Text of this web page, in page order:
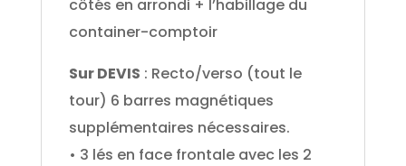
côtés en arrondi + l’habillage du
container-comptoir
Sur DEVIS : Recto/verso (tout le
tour) 6 barres magnétiques
supplémentaires nécessaires.
• 3 lés en face frontale avec les 2